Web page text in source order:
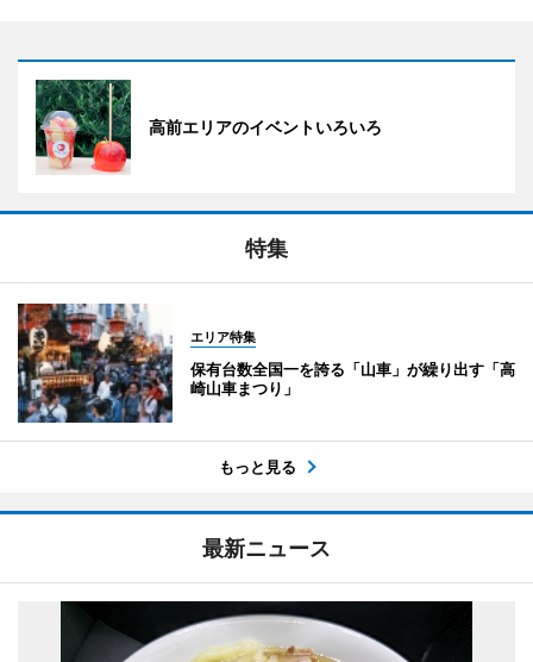
高前エリアのイベントいろいろ
特集
エリア特集
保有台数全国一を誇る「山車」が繰り出す「高
崎山車まつり」
もっと見る
最新ニュース